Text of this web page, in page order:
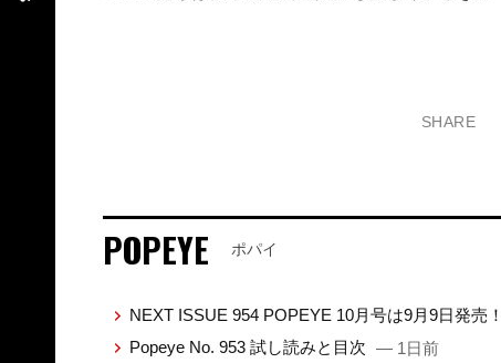
SHARE
POPEYE ポパイ
NEXT ISSUE 954 POPEYE 10月号は9月9日発売！
Popeye No. 953 試し読みと目次 — 1日前